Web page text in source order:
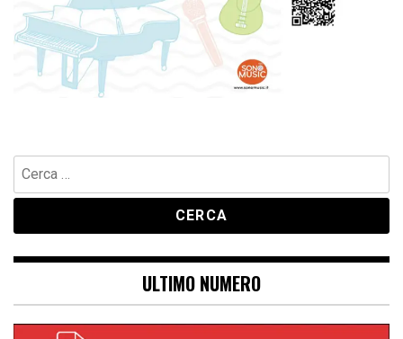
Ricerca
per:
ULTIMO NUMERO